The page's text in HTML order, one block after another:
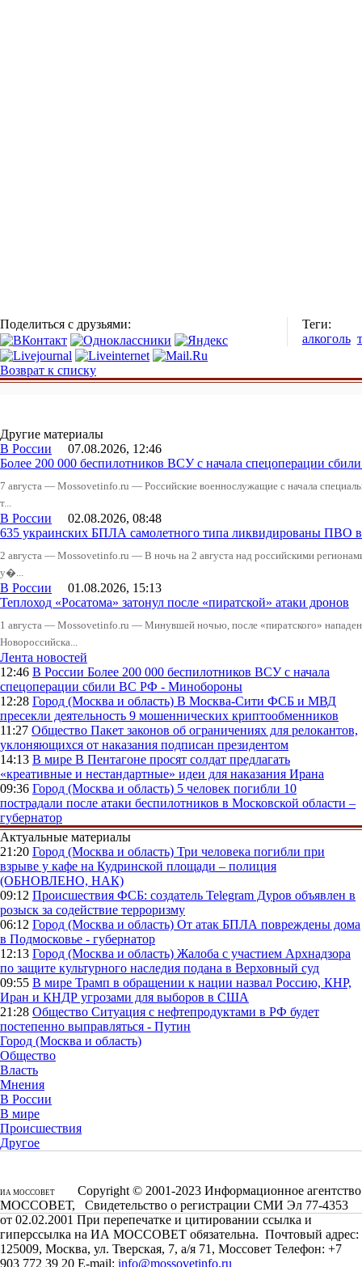
Поделиться с друзьями:
Теги:
алкоголь
Возврат к списку
Другие материалы
В России 07.08.2026, 12:46
Более 200 000 беспилотников ВСУ с начала спецоперации
7 августа — Mossovetinfo.ru — Российские военнослужащие с начала
т...
В России 02.08.2026, 08:48
635 украинских БПЛА самолетного типа ликвидированы ПВО
2 августа — Mossovetinfo.ru — В ночь на 2 августа над российскими
у�...
В России 01.08.2026, 15:13
Теплоход «Росатома» затонул после «пиратской» атаки дронов
1 августа — Mossovetinfo.ru — Минувшей ночью, после «пиратского»
Новороссийска...
Лента новостей
12:46 В России Более 200 000 беспилотников ВСУ с начала
спецоперации сбили ВС РФ - Минобороны
12:28 Город (Москва и область) В Москва-Сити ФСБ и МВД
пресекли деятельность 9 мошеннических криптообменников
11:27 Общество Пакет законов об ограничениях для релокантов,
уклоняющихся от наказания подписан президентом
14:13 В мире В Пентагоне просят солдат предлагать
«креативные и нестандартные» идеи для наказания Ирана
09:36 Город (Москва и область) 5 человек погибли 10
пострадали после атаки беспилотников в Московской области –
губернатор
Актуальные материалы
21:20 Город (Москва и область) Три человека погибли при
взрыве у кафе на Кудринской площади – полиция
(ОБНОВЛЕНО, НАК)
09:12 Происшествия ФСБ: создатель Telegram Дуров объявлен в
розыск за содействие терроризму
06:12 Город (Москва и область) От атак БПЛА повреждены дома
в Подмосковье - губернатор
12:13 Город (Москва и область) Жалоба с участием Архнадзора
по защите культурного наследия подана в Верховный суд
09:55 В мире Трамп в обращении к нации назвал Россию, КНР,
Иран и КНДР угрозами для выборов в США
21:28 Общество Ситуация с нефтепродуктами в РФ будет
постепенно выправляться - Путин
Город (Москва и область)
Общество
Власть
Мнения
В России
В мире
Происшествия
Другое
ИА МОССОВЕТ
Copyright © 2001-2023 Информационное агентство
МОССОВЕТ, Свидетельство о регистрации СМИ Эл 77-4353
от 02.02.2001 При перепечатке и цитировании ссылка и
гиперссылка на ИА МОССОВЕТ обязательна. Почтовый адрес:
125009, Москва, ул. Тверская, 7, а/я 71, Моссовет Телефон: +7
903 772 39 20 E-mail: info@mossovetinfo.ru